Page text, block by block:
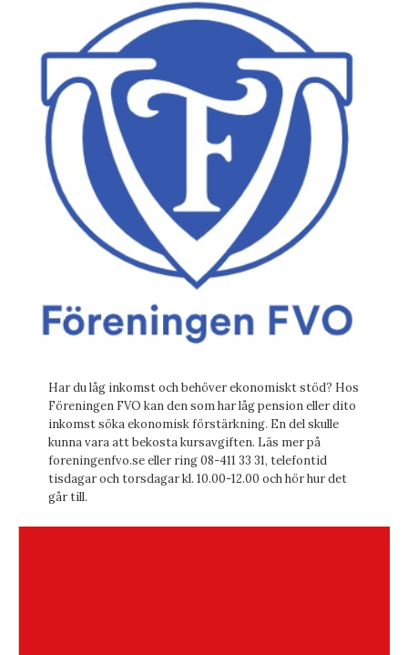
Har du låg inkomst och behöver ekonomiskt stöd? Hos
Föreningen FVO kan den som har låg pension eller dito
inkomst söka ekonomisk förstärkning. En del skulle
kunna vara att bekosta kursavgiften. Läs mer på
foreningenfvo.se eller ring 08-411 33 31, telefontid
tisdagar och torsdagar kl. 10.00-12.00 och hör hur det
går till.